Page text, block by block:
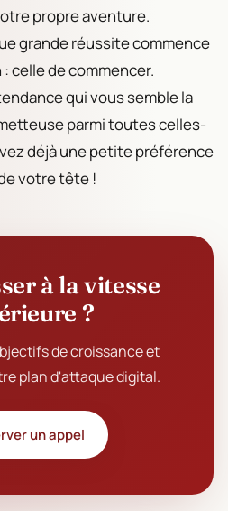
propre aventure.
grande réussite commence
celle de commencer.
qui vous semble la
parmi toutes celles-
déjà une petite préférence
votre tête !
à la vitesse
?
de croissance et
plan d'attaque digital.
un appel